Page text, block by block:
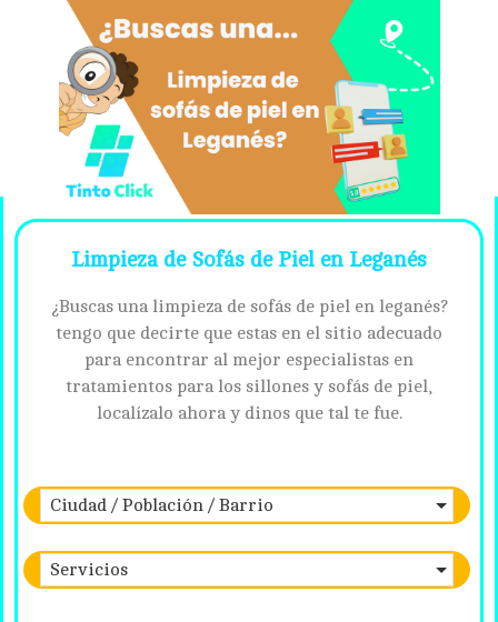
Limpieza de Sofás de Piel en Leganés
¿Buscas una limpieza de sofás de piel en leganés?
tengo que decirte que estas en el sitio adecuado
para encontrar al mejor especialistas en
tratamientos para los sillones y sofás de piel,
localízalo ahora y dinos que tal te fue.
Ciudad / Población / Barrio
Servicios